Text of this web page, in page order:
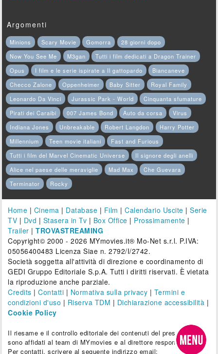
Argomenti
Minions Scary Movie Gomorra
28 giorni dopo
Now You See Me
M3gan
Tutti i film dedicati a Dragon Trainer
Opus
I film e le serie ispirate a Il gattopardo
Biancaneve
Checco Zalone
Oppenheimer Baby Sitter
Royal Family
Leonardo Da Vinci
Jurassic Park - World
Cinquanta sfumature
Pirati dei Caraibi
007 James Bond Auto da corsa
Virus
Indiana Jones
Unbreakable Robert Langdon
Harry Potter
Millennium
Teen movie italiani
Fast and Furious
Tutti i film del Marvel Cinematic Universe
Il signore degli anelli
Alice nel paese delle meraviglie
Mad Max
Che Guevara
Terminator
Rocky
Home | Cinema | Database | Film |Calendario Uscite |Serie
TV | Dvd | Stasera in Tv | Box Office | Prossimamente |
Trailer |TROVASTREAMING
Copyright© 2000 - 2026 MYmovies.it® Mo-Net s.r.l. P.IVA:
05056400483 Licenza Siae n. 2792/I/2742.
Società soggetta all'attività di direzione e coordinamento di
GEDI Gruppo Editoriale S.p.A. Tutti i diritti riservati. È vietata
la riproduzione anche parziale.
Credits |Contatti | Normativa sulla privacy | Termini e
condizioni d'uso | Riserva TDM | Dichiarazione accessibilità |
Cookie Policy
Il riesame e il controllo editoriale dei contenuti del presente sito
sono affidati al team di MYmovies e al direttore responsabile.
Per contatti, scrivere al seguente indirizzo email: